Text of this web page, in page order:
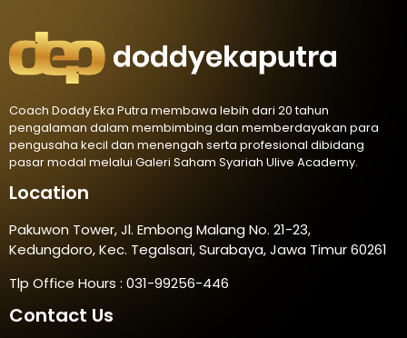
Coach Doddy Eka Putra membawa lebih dari 20 tahun
pengalaman dalam membimbing dan memberdayakan para
pengusaha kecil dan menengah serta profesional dibidang
pasar modal melalui Galeri Saham Syariah Ulive Academy.
Location
Pakuwon Tower, Jl. Embong Malang No. 21-23,
Kedungdoro, Kec. Tegalsari, Surabaya, Jawa Timur 60261
Tlp Office Hours : 031-99256-446
Contact Us